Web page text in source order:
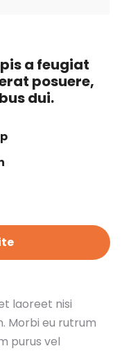
a feugiat
posuere,
dui.
laoreet nisi
Morbi eu rutrum
purus vel